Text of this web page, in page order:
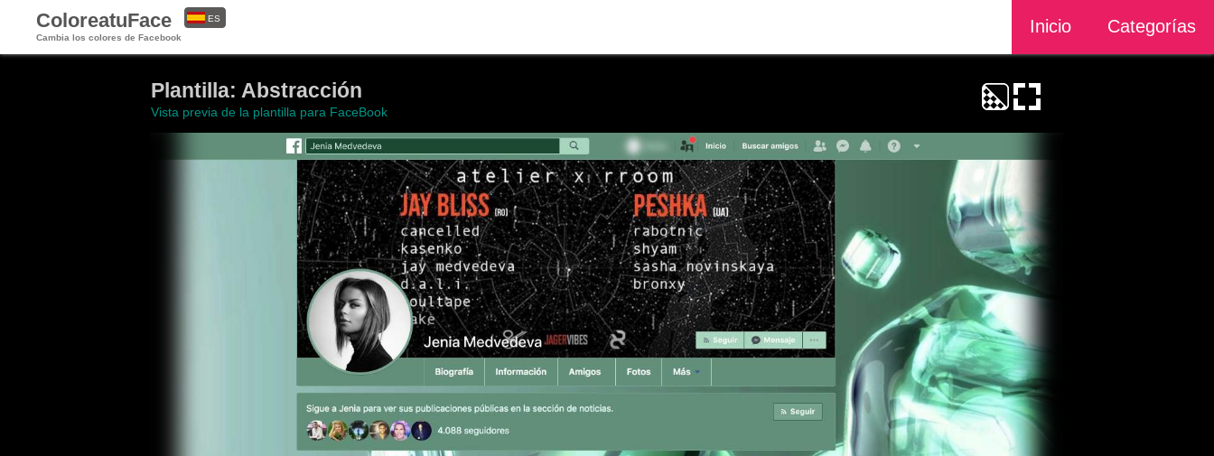
ColoreatuFace
Cambia los colores de Facebook
Inicio Categorías
ES
Plantilla: Abstracción
Vista previa de la plantilla para FaceBook